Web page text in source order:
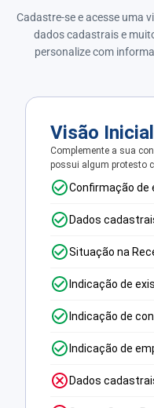
Cadastre-se e acesse uma
dados cadastrais e
personalize com
Visão Inicial
Complemente a sua
possui algum protesto
Confirmação de
Dados
Situação na
Indicação de
Indicação de
Indicação de
Dados